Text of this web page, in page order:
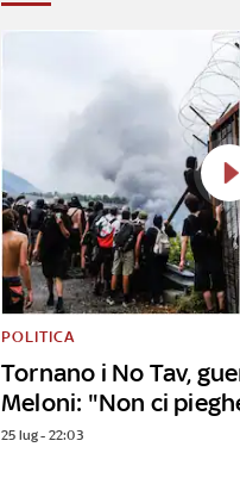
Tornano i No Tav,
Meloni: "Non ci
POLITICA
25 lug - 22:03